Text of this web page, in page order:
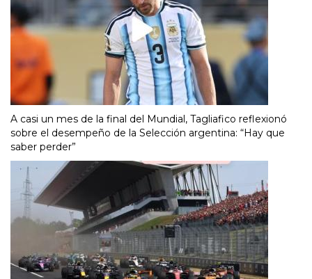
A casi un mes de la final del Mundial, Tagliafico reflexionó
sobre el desempeño de la Selección argentina: “Hay que
saber perder”